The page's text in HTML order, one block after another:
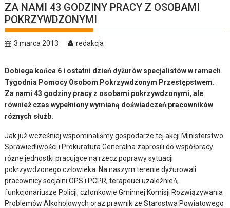
ZA NAMI 43 GODZINY PRACY Z OSOBAMI
POKRZYWDZONYMI
3 marca 2013 redakcja
Dobiega końca 6 i ostatni dzień dyżurów specjalistów w ramach
Tygodnia Pomocy Osobom Pokrzywdzonym Przestępstwem.
Za nami 43 godziny pracy z osobami pokrzywdzonymi, ale
również czas wypełniony wymianą doświadczeń pracowników
różnych służb.
Jak już wcześniej wspominaliśmy gospodarze tej akcji Ministerstwo
Sprawiedliwości i Prokuratura Generalna zaprosili do współpracy
różne jednostki pracujące na rzecz poprawy sytuacji
pokrzywdzonego człowieka. Na naszym terenie dyżurowali:
pracownicy socjalni OPS i PCPR, terapeuci uzależnień,
funkcjonariusze Policji, członkowie Gminnej Komisji Rozwiązywania
Problemów Alkoholowych oraz prawnik ze Starostwa Powiatowego